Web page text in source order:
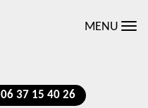
MENU
06 37 15 40 26